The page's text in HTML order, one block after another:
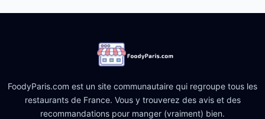
FoodyParis.com est un site communautaire qui regroupe tous les
restaurants de France. Vous y trouverez des avis et des
recommandations pour manger (vraiment) bien.